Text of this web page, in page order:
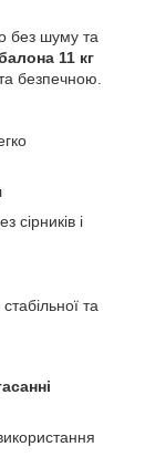
без шуму та
11 кг
безпечною.
сірників і
та